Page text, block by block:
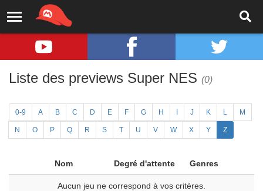
Liste des previews Super NES (0)
0-9 A B C D E F G H J K L M
N O P Q R S T U V W X Y Z
Nom Degré d'attente Genres
Aucun jeu ne correspond à vos critères.